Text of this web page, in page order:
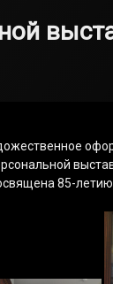
85-